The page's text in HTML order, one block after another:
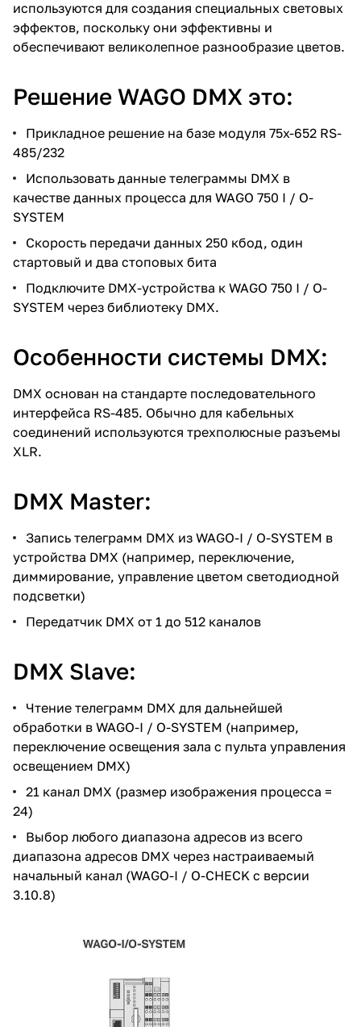
используются для создания специальных световых
эффектов, поскольку они эффективны и
обеспечивают великолепное разнообразие цветов.
Решение WAGO DMX это:
Прикладное решение на базе модуля 75x-652 RS-
485/232
Использовать данные телеграммы DMX в
качестве данных процесса для WAGO 750 I / O-
SYSTEM
Скорость передачи данных 250 кбод, один
стартовый и два стоповых бита
Подключите DMX-устройства к WAGO 750 I / O-
SYSTEM через библиотеку DMX.
Особенности системы DMX:
DMX основан на стандарте последовательного
интерфейса RS-485. Обычно для кабельных
соединений используются трехполюсные разъемы
XLR.
DMX Master:
Запись телеграмм DMX из WAGO-I / O-SYSTEM в
устройства DMX (например, переключение,
диммирование, управление цветом светодиодной
подсветки)
Передатчик DMX от 1 до 512 каналов
DMX Slave:
Чтение телеграмм DMX для дальнейшей
обработки в WAGO-I / O-SYSTEM (например,
переключение освещения зала с пульта управления
освещением DMX)
21 канал DMX (размер изображения процесса =
24)
Выбор любого диапазона адресов из всего
диапазона адресов DMX через настраиваемый
начальный канал (WAGO-I / O-CHECK с версии
3.10.8)